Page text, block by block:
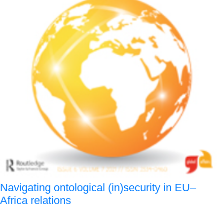
Navigating ontological (in)security in EU–
Africa relations